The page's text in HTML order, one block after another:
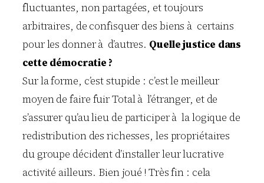
fluctuantes, non partagées, et toujours
arbitraires, de confisquer des biens à certains
pour les donner à d’autres. Quelle justice dans
cette démocratie ?
Sur la forme, c’est stupide : c’est le meilleur
moyen de faire fuir Total à l’étranger, et de
s’assurer qu’au lieu de participer à la logique de
redistribution des richesses, les propriétaires
du groupe décident d’installer leur lucrative
activité ailleurs. Bien joué ! Très fin : cela